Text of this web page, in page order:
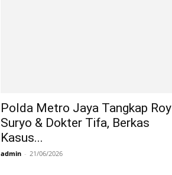
Polda Metro Jaya Tangkap Roy
Suryo & Dokter Tifa, Berkas
Kasus...
admin - 21/06/2026